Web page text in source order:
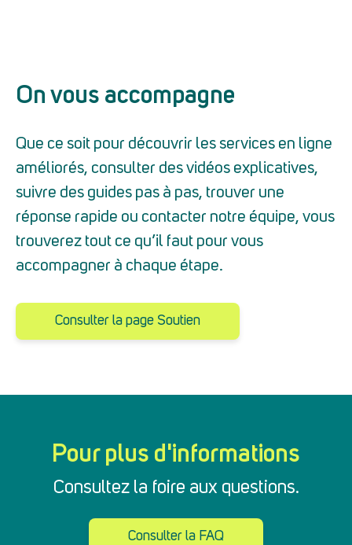
On vous accompagne
Que ce soit pour découvrir les services en ligne
améliorés, consulter des vidéos explicatives,
suivre des guides pas à pas, trouver une
réponse rapide ou contacter notre équipe, vous
trouverez tout ce qu’il faut pour vous
accompagner à chaque étape.
Consulter la page Soutien
Pour plus d'informations
Consultez la foire aux questions.
Consulter la FAQ